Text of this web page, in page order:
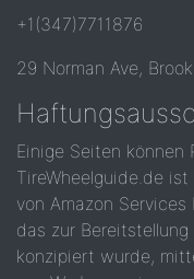
+1(347)7711876
29 Norman Ave,
Einige Seiten können
TireWheelguide.de
von Amazon
das zur
konzipiert wurde,